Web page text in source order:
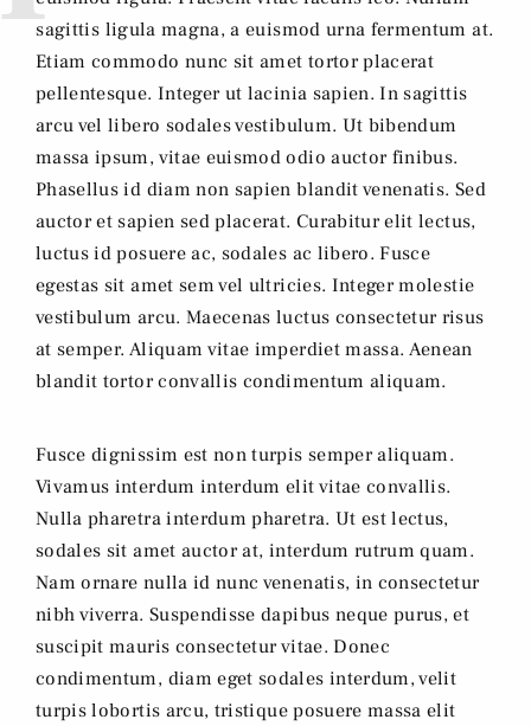
sagittis ligula magna, a euismod urna fermentum at.
Etiam commodo nunc sit amet tortor placerat
pellentesque. Integer ut lacinia sapien. In sagittis
arcu vel libero sodales vestibulum. Ut bibendum
massa ipsum, vitae euismod odio auctor finibus.
Phasellus id diam non sapien blandit venenatis. Sed
auctor et sapien sed placerat. Curabitur elit lectus,
luctus id posuere ac, sodales ac libero. Fusce
egestas sit amet sem vel ultricies. Integer molestie
vestibulum arcu. Maecenas luctus consectetur risus
at semper. Aliquam vitae imperdiet massa. Aenean
blandit tortor convallis condimentum aliquam.
Fusce dignissim est non turpis semper aliquam.
Vivamus interdum interdum elit vitae convallis.
Nulla pharetra interdum pharetra. Ut est lectus,
sodales sit amet auctor at, interdum rutrum quam.
Nam ornare nulla id nunc venenatis, in consectetur
nibh viverra. Suspendisse dapibus neque purus, et
suscipit mauris consectetur vitae. Donec
condimentum, diam eget sodales interdum, velit
turpis lobortis arcu, tristique posuere massa elit